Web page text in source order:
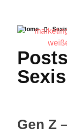
Home
Gen Z